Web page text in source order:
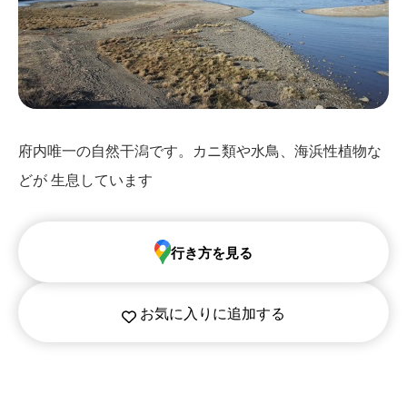
府内唯一の自然干潟です。カニ類や水鳥、海浜性植物な
どが 生息しています
お気に入りに追加する
行き方を見る